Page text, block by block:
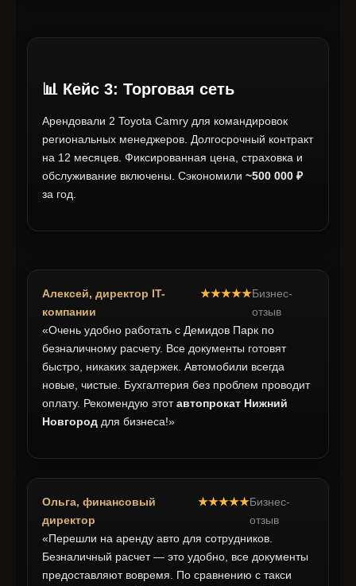
📊 Кейс 3: Торговая сеть
Арендовали 2 Toyota Camry для командировок
региональных менеджеров. Долгосрочный контракт
на 12 месяцев. Фиксированная цена, страховка и
обслуживание включены. Сэкономили ~500 000 ₽
за год.
Алексей, директор IT-
компании
★★★★★Бизнес-
отзыв
«Очень удобно работать с Демидов Парк по
безналичному расчету. Все документы готовят
быстро, никаких задержек. Автомобили всегда
новые, чистые. Бухгалтерия без проблем проводит
оплату. Рекомендую этотавтопрокат Нижний
Новгород для бизнеса!»
Ольга, финансовый
директор
★★★★★Бизнес-
отзыв
«Перешли на аренду авто для сотрудников.
Безналичный расчет — это удобно, все документы
предоставляют вовремя. По сравнению с такси